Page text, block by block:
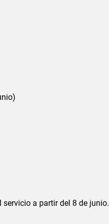
a partir del 8 de junio.